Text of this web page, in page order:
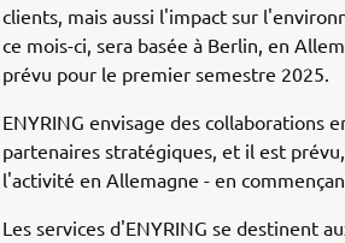
clients, mais aussi l'impact sur
ce mois-ci, sera basée à Berlin, en
prévu pour le premier semestre 2025.
ENYRING envisage des collaborations
partenaires stratégiques, et il est
l'activité en Allemagne - en
Les services d'ENYRING se destinent